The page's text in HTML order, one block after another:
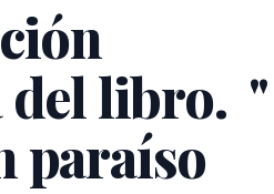
del libro. "
paraíso